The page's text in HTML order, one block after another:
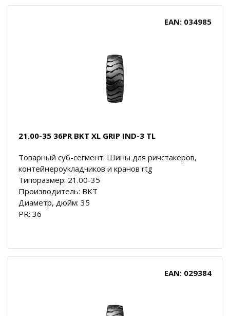
EAN: 034985
21.00-35 36PR BKT XL GRIP IND-3 TL
Товарный суб-сегмент: Шины для ричстакеров,
контейнероукладчиков и кранов rtg
Типоразмер: 21.00-35
Производитель: BKT
Диаметр, дюйм: 35
PR: 36
EAN: 029384